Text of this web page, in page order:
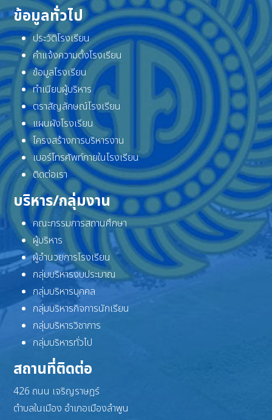
ข้อมูลทั่วไป
ประวัติโรงเรียน
คำแจ้งความตั้งโรงเรียน
ข้อมูลโรงเรียน
ทำเนียบผู้บริหาร
ตราสัญลักษณ์โรงเรียน
แผนผังโรงเรียน
โครงสร้างการบริหารงาน
เบอร์โทรศัพท์ภายในโรงเรียน
ติดต่อเรา
บริหาร/กลุ่มงาน
คณะกรรมการสถานศึกษา
ผู้บริหาร
ผู้อำนวยการโรงเรียน
กลุ่มบริหารงบประมาณ
กลุ่มบริหารบุคคล
กลุ่มบริหารกิจการนักเรียน
กลุ่มบริหารวิชาการ
กลุ่มบริหารทั่วไป
สถานที่ติดต่อ
426 ถนน เจริญราษฎร์
ตำบลในเมือง อำเภอเมืองลำพูน